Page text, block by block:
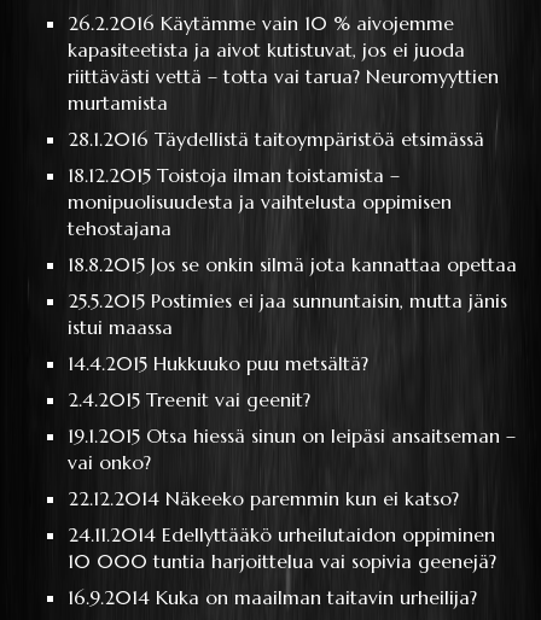
26.2.2016 Käytämme vain 10 % aivojemme
kapasiteetista ja aivot kutistuvat, jos ei juoda
riittävästi vettä – totta vai tarua? Neuromyyttien
murtamista
28.1.2016Täydellistä taitoympäristöä etsimässä
18.12.2015Toistoja ilman toistamista –
monipuolisuudesta ja vaihtelusta oppimisen
tehostajana
18.8.2015 Jos se onkin silmä jota kannattaa opettaa
25.5.2015 Postimies ei jaa sunnuntaisin, mutta jänis
istui maassa
14.4.2015Hukkuuko puu metsältä?
2.4.2015Treenit vai geenit?
19.1.2015 Otsa hiessä sinun on leipäsi ansaitseman –
vai onko?
22.12.2014Näkeeko paremmin kun ei katso?
24.11.2014Edellyttääkö urheilutaidon oppiminen
10 000 tuntia harjoittelua vai sopivia geenejä?
16.9.2014Kuka on maailman taitavin urheilija?